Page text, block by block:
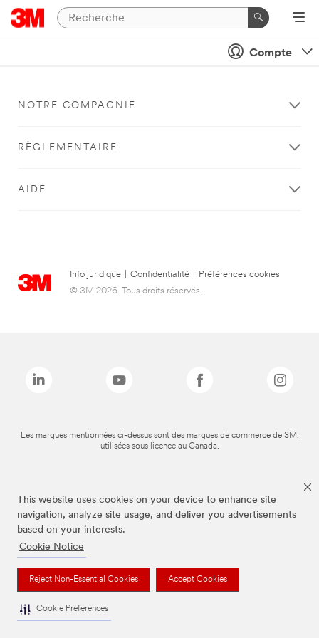
This website uses cookies on your device to enhance site
navigation, analyze site usage, and deliver you advertisements
based on your interests.
Cookie Notice
Reject Non-Essential Cookies Accept Cookies
Cookie Preferences
Compte
NOTRE COMPAGNIE
RÈGLEMENTAIRE
AIDE
Info juridique Confidentialité
Préférences cookies
© 3M 2026. Tous droits réservés.
Les marques mentionnées ci-dessus sont des marques de commerce de 3M,
utilisées sous licence au Canada.